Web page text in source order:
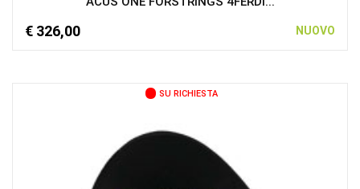
€ 326,00 NUOVO
SU RICHIESTA